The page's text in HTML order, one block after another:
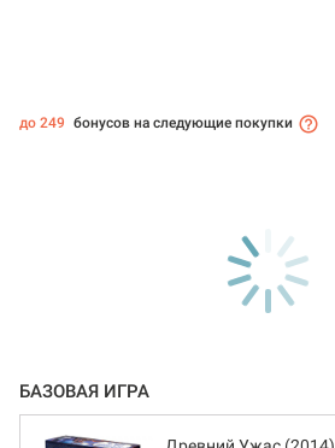
до 249 бонусов на следующие покупки
БАЗОВАЯ ИГРА